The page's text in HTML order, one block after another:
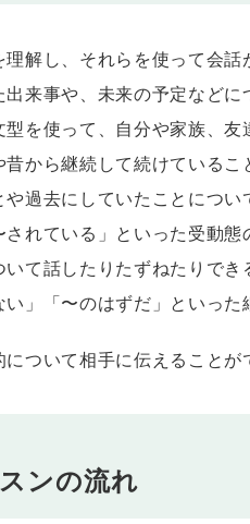
ようになります。
形・未来進行形
の文を学習します。「私が帰宅した
る予定です」のように、過去のある
ります。
してみましょう。
おさらいします。
習します。「私は今朝からずっと英
でずっと続けているであろうことにつ
解し、それらを使って会話
来事や、未来の予定などに
を使って、自分や家族、
から継続して続けている
過去にしていたことについ
されている」といった受動
て話したりたずねたりでき
い」「〜のはずだ」といっ
ついて相手に伝えることが
ンの流れ